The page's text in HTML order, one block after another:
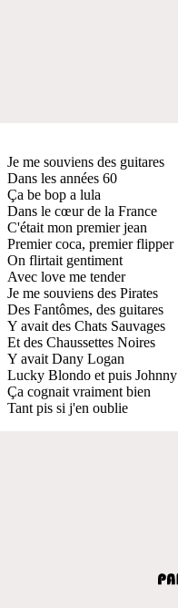
Je me souviens des guitares
Dans les années 60
Ça be bop a lula
Dans le cœur de la France
C'était mon premier jean
Premier coca, premier flipper
On flirtait gentiment
Avec love me tender
Je me souviens des Pirates
Des Fantômes, des guitares
Y avait des Chats Sauvages
Et des Chaussettes Noires
Y avait Dany Logan
Lucky Blondo et puis Johnny
Ça cognait vraiment bien
Tant pis si j'en oublie